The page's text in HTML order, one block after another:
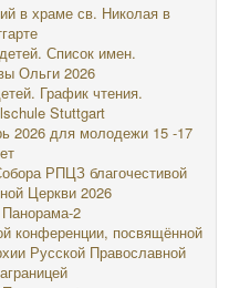
в храме св. Николая в
Список имен.
Ольги 2026
График чтения.
Stuttgart
2026 для молодежи 15 -17
РПЦЗ благочестивой
Церкви 2026
Панорама-2
конференции, посвящённой
Русской Православной